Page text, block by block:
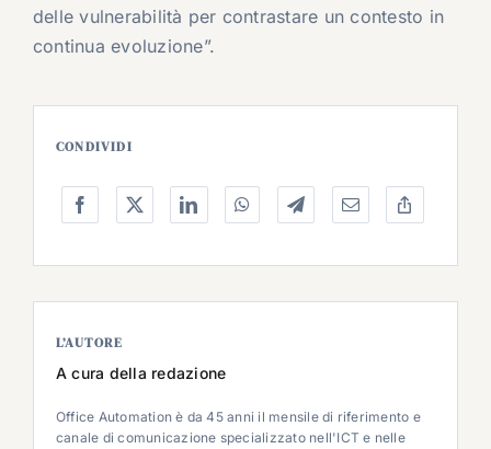
delle vulnerabilità per contrastare un contesto in
continua evoluzione”.
CONDIVIDI
L’AUTORE
A cura della redazione
Office Automation è da 45 anni il mensile di riferimento e
canale di comunicazione specializzato nell'ICT e nelle